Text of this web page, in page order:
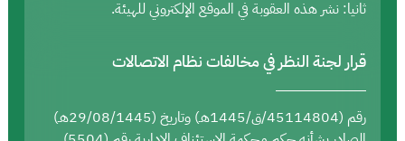
ثانيا: نشر هذه العقوبة في الموقع الإلكتروني للهيئة.
قرار لجنة النظر في مخالفات نظام الاتصالات
رقم (45114804/ق/1445هـ) وتاريخ (29/08/1445هـ)